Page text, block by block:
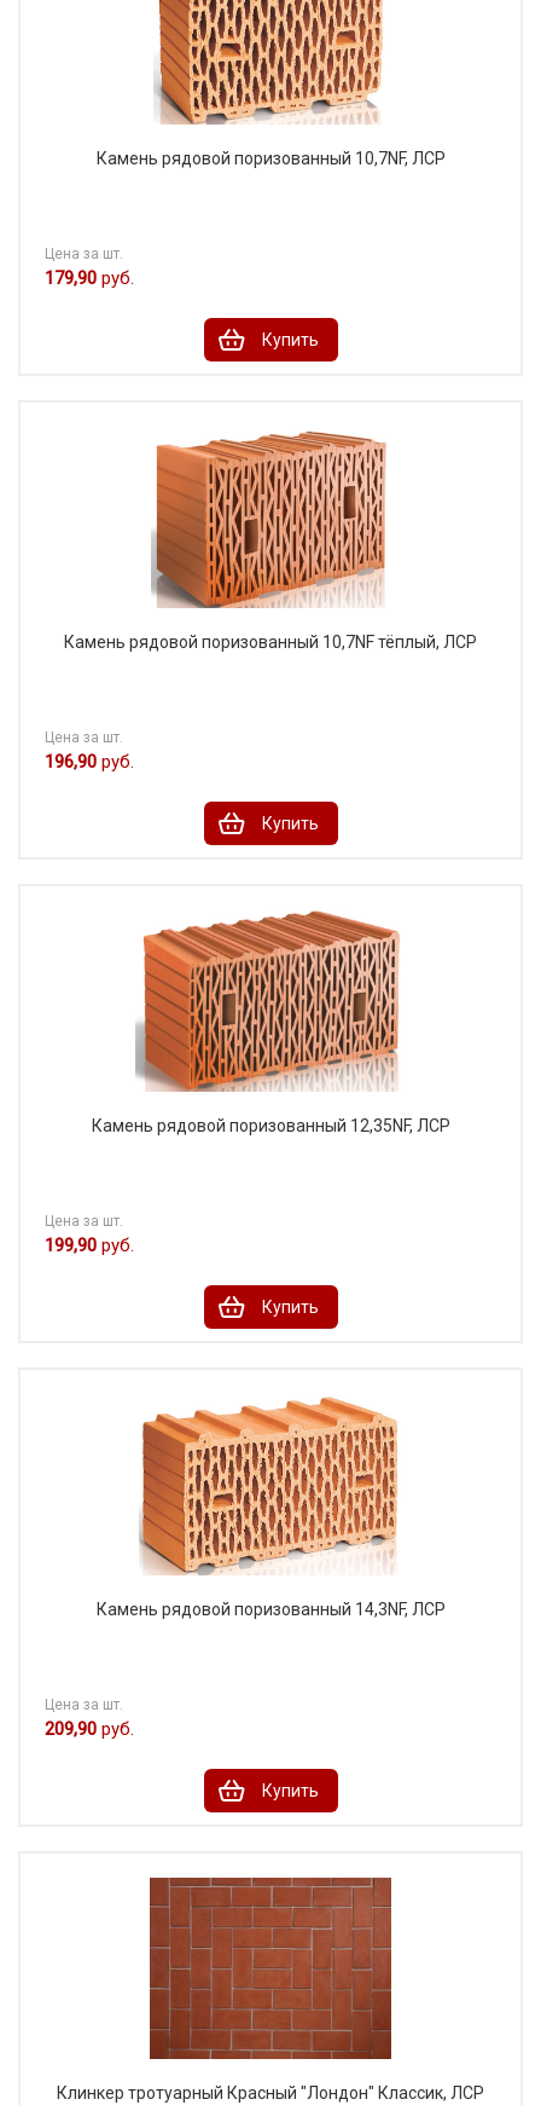
Камень рядовой поризованный 10,7NF, ЛСР
Цена за шт.
179,90 руб.
Купить
Камень рядовой поризованный 10,7NF тёплый, ЛСР
Цена за шт.
196,90 руб.
Купить
Камень рядовой поризованный 12,35NF, ЛСР
Цена за шт.
199,90 руб.
Купить
Камень рядовой поризованный 14,3NF, ЛСР
Цена за шт.
209,90 руб.
Купить
Клинкер тротуарный Красный "Лондон" Классик, ЛСР